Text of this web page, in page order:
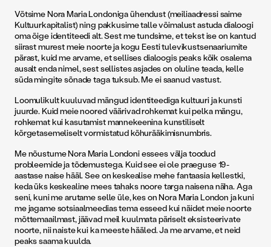
Võtsime Nora Maria Londoniga ühendust (meiliaadressi saime
Kultuurkapitalist) ning pakkusime talle võimalust astuda dialoogi
oma õige identiteedi alt. Sest me tundsime, et tekst ise on kantud
siirast murest meie noorte ja kogu Eesti tulevikustsenaariumite
pärast, kuid me arvame, et sellises dialoogis peaks kõik osalema
ausalt enda nimel, sest sellistes asjades on oluline teada, kelle
süda mingite sõnade taga tuksub. Me ei saanud vastust.
Loomulikult kuuluvad mängud identiteediga kultuuri ja kunsti
juurde. Kuid meie noored väärivad rohkemat kui pelka mängu,
rohkemat kui kasutamist mannekeenina kunstiliselt
kõrgetasemeliselt vormistatud kõhurääkimisnumbris.
Me nõustume Nora Maria Londoni essees välja toodud
probleemide ja tõdemustega. Kuid see ei ole praeguse 19-
aastase naise hääl. See on keskealise mehe fantaasia kellestki,
keda üks keskealine mees tahaks noore targa naisena näha. Aga
seni, kuni me arutame selle üle, kes on Nora Maria London ja kuni
me jagame sotsiaalmeedias tema esseed kui näidet meie noorte
mõttemaailmast, jäävad meil kuulmata päriselt eksisteerivate
noorte, nii naiste kui ka meeste hääled. Ja me arvame, et neid
peaks saama kuulda.